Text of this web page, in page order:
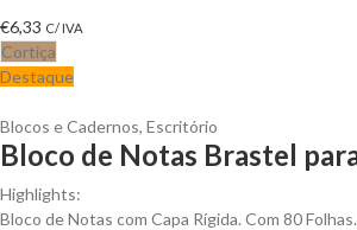
€6,33 C/ IVA
Cortiça
Destaque
Blocos e Cadernos, Escritório
Bloco de Notas Brastel
Highlights:
Bloco de Notas com Capa Rígida. Com 80